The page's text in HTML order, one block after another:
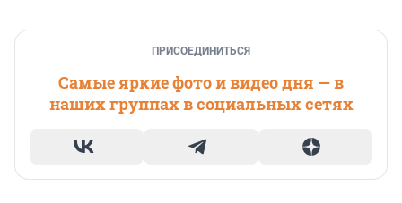
ПРИСОЕДИНИТЬСЯ
Самые яркие фото и видео дня — в
наших группах в социальных сетях